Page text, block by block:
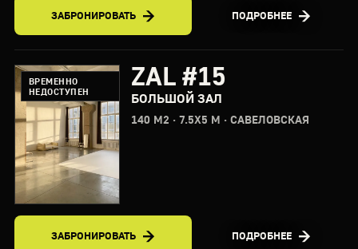
ЗАБРОНИРОВАТЬ ПОДРОБНЕЕ
ВРЕМЕННО
НЕДОСТУПЕН
ZAL #15
БОЛЬШОЙ ЗАЛ
140 М2 · 7.5X5 М · САВЕЛОВСКАЯ
ЗАБРОНИРОВАТЬ ПОДРОБНЕЕ